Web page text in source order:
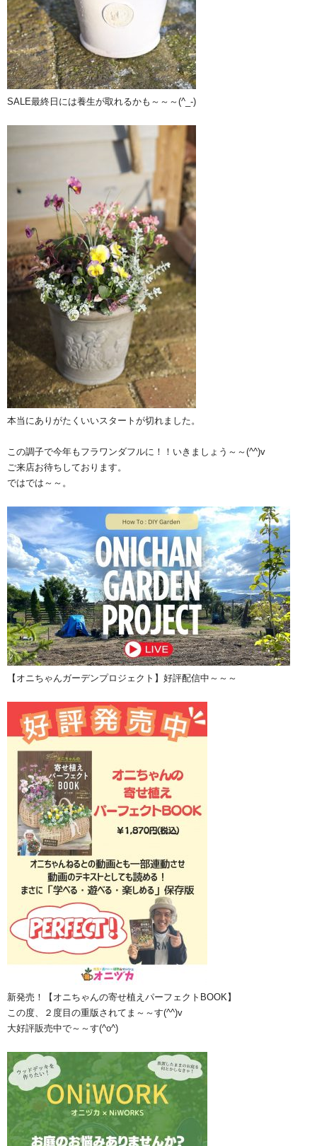
SALE最終日には養生が取れるかも～～～(^_-)
本当にありがたくいいスタートが切れました。
この調子で今年もフラワンダフルに！！いきましょう～～(^^)v
ご来店お待ちしております。
ではでは～～。
【オニちゃんガーデンプロジェクト】好評配信中～～～
新発売！【オニちゃんの寄せ植えパーフェクトBOOK】
この度、２度目の重版されてま～～す(^^)v
大好評販売中で～～す(^o^)